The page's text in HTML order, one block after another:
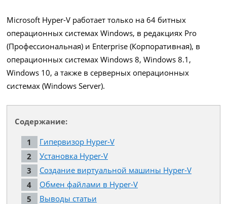
Microsoft Hyper-V работает только на 64 битных
операционных системах Windows, в редакциях Pro
(Профессиональная) и Enterprise (Корпоративная), в
операционных системах Windows 8, Windows 8.1,
Windows 10, а также в серверных операционных
системах (Windows Server).
Содержание:
Гипервизор Hyper-V
Установка Hyper-V
Создание виртуальной машины Hyper-V
Обмен файлами в Hyper-V
Выводы статьи